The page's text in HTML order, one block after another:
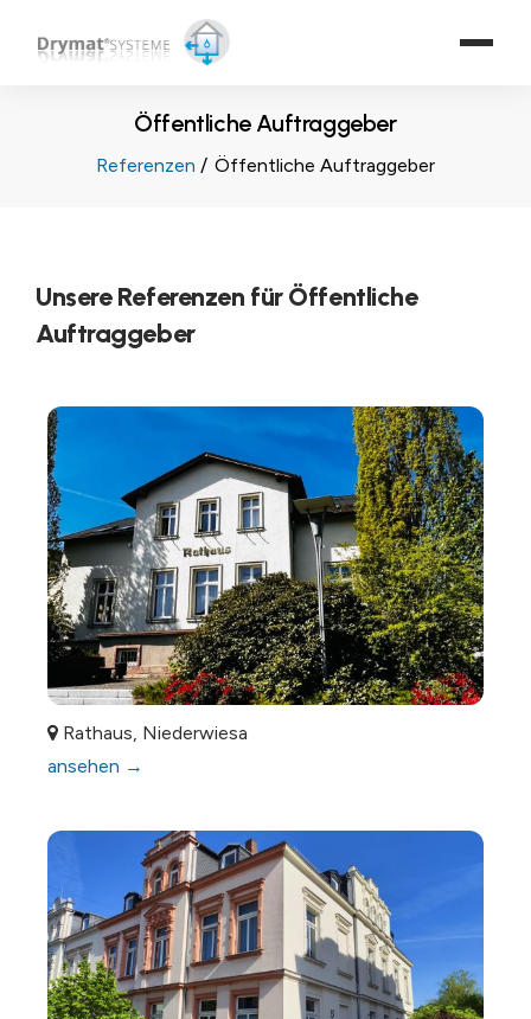
Öffentliche Auftraggeber
Referenzen Öffentliche Auftraggeber
Unsere Referenzen für Öffentliche
Auftraggeber
Rathaus, Niederwiesa
ansehen →